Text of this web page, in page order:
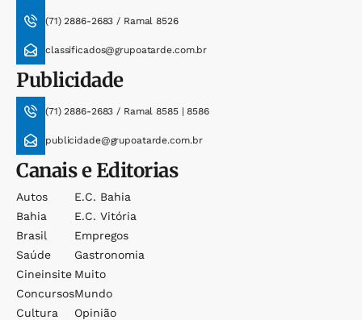
(71) 2886-2683 / Ramal 8526
classificados@grupoatarde.com.br
Publicidade
(71) 2886-2683 / Ramal 8585 | 8586
publicidade@grupoatarde.com.br
Canais e Editorias
Autos
Bahia
Brasil
Saúde
Cineinsite
Concursos
Cultura
E.c. Bahia
E.c. Vitória
Empregos
Gastronomia
Muito
Mundo
Opinião